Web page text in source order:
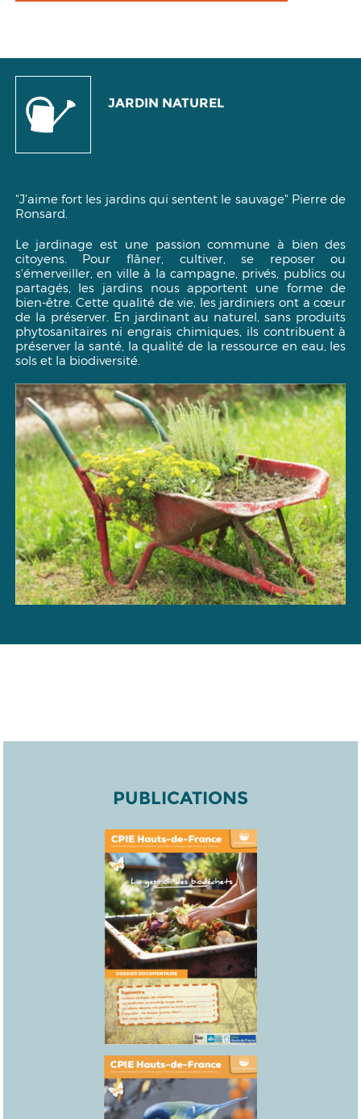
JARDIN NATUREL
"J'aime fort les jardins qui sentent le sauvage" Pierre de
Ronsard.
Le jardinage est une passion commune à bien des
citoyens. Pour flâner, cultiver, se reposer ou
s'émerveiller, en ville à la campagne, privés, publics ou
partagés, les jardins nous apportent une forme de
bien-être. Cette qualité de vie, les jardiniers ont a cœur
de la préserver. En jardinant au naturel, sans produits
phytosanitaires ni engrais chimiques, ils contribuent à
préserver la santé, la qualité de la ressource en eau, les
sols et la biodiversité.
PUBLICATIONS